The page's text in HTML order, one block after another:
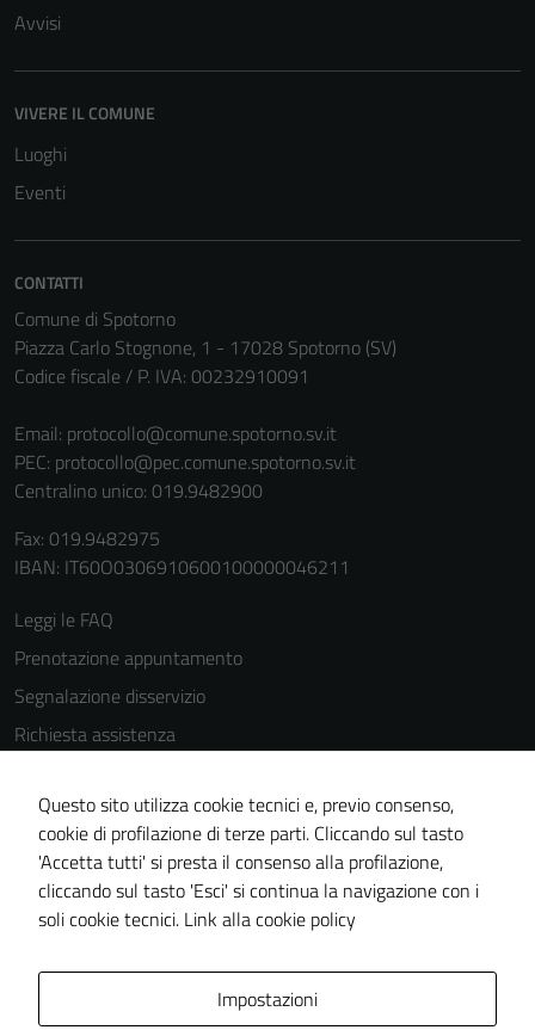
Avvisi
VIVERE IL COMUNE
Luoghi
Eventi
CONTATTI
Comune di Spotorno
Piazza Carlo Stognone, 1 - 17028 Spotorno (SV)
Codice fiscale / P. IVA: 00232910091
Email: protocollo@comune.spotorno.sv.it
PEC: protocollo@pec.comune.spotorno.sv.it
Centralino unico: 019.9482900
Fax: 019.9482975
IBAN: IT60O0306910600100000046211
Leggi le FAQ
Prenotazione appuntamento
Segnalazione disservizio
Richiesta assistenza
Informativa privacy
Cookie Policy
Note legali
Dichiarazione di accessibilità
Piano di miglioramento del sito
Questo sito utilizza cookie tecnici e, previo consenso,
cookie di profilazione di terze parti. Cliccando sul tasto
'Accetta tutti' si presta il consenso alla profilazione,
cliccando sul tasto 'Esci' si continua la navigazione con i
soli cookie tecnici. Link alla cookie policy
Impostazioni